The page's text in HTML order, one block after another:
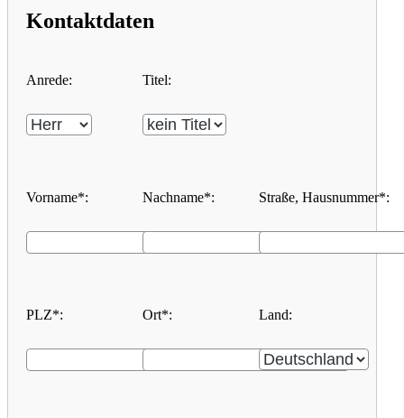
Kontaktdaten
Anrede: Titel:
Vorname*: Nachname*: Straße, Hausnummer*:
PLZ*: Ort*: Land: